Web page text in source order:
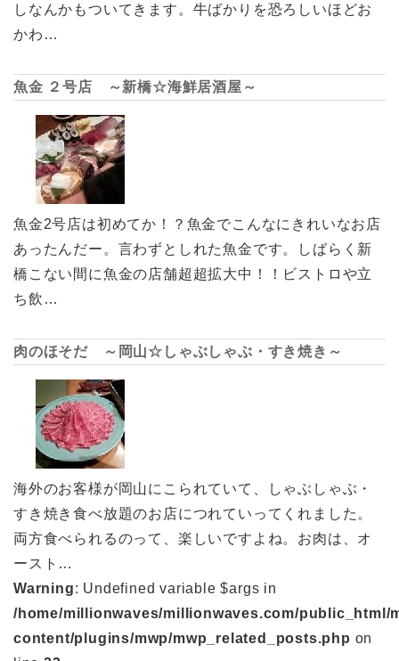
しなんかもついてきます。牛ばかりを恐ろしいほどお
かわ…
魚金 ２号店 ～新橋☆海鮮居酒屋～
魚金2号店は初めてか！？魚金でこんなにきれいなお店
あったんだー。言わずとしれた魚金です。しばらく新
橋こない間に魚金の店舗超超拡大中！！ビストロや立
ち飲…
肉のほそだ ～岡山☆しゃぶしゃぶ・すき焼き～
海外のお客様が岡山にこられていて、しゃぶしゃぶ・
すき焼き食べ放題のお店につれていってくれました。
両方食べられるのって、楽しいですよね。お肉は、オ
ースト…
Warning: Undefined variable $args in
/home/millionwaves/millionwaves.com/public_html/
content/plugins/mwp/mwp_related_posts.php on